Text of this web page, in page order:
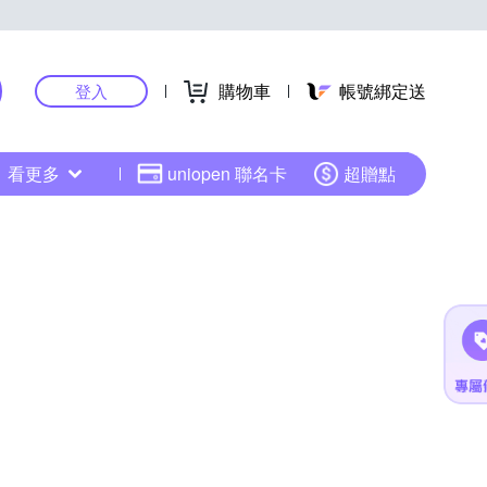
登入 購物車 帳號綁定送
看更多 uniopen 聯名卡 超贈點